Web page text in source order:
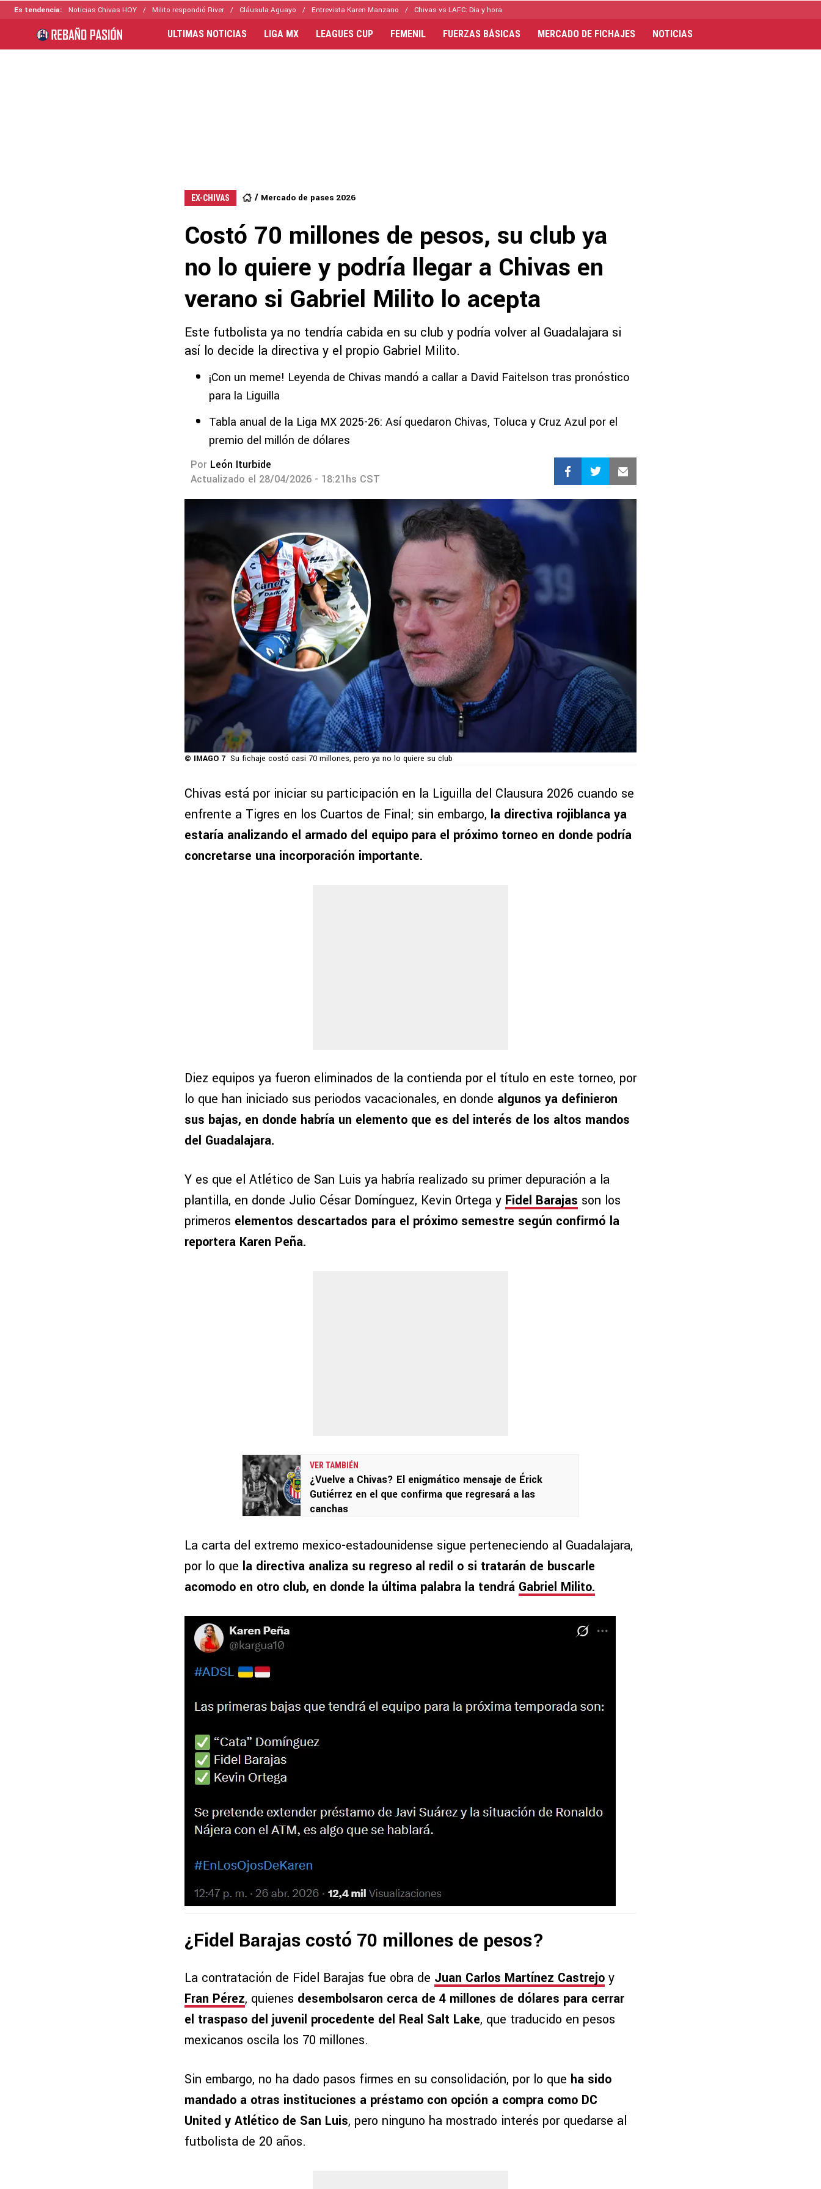
Es tendencia: Noticias Chivas HOY Milito respondió River Cláusula Aguayo Entrevista Karen Manzano Chivas vs LAFC: Día y hora
ULTIMAS NOTICIAS LIGA MX LEAGUES CUP FEMENIL FUERZAS BÁSICAS MERCADO DE FICHAJES NOTICIAS
EX-CHIVAS Mercado de pases 2026
Costó 70 millones de pesos, su club ya
no lo quiere y podría llegar a Chivas en
verano si Gabriel Milito lo acepta
Este futbolista ya no tendría cabida en su club y podría volver al Guadalajara si
así lo decide la directiva y el propio Gabriel Milito.
¡Con un meme! Leyenda de Chivas mandó a callar a David Faitelson tras pronóstico
para la Liguilla
Tabla anual de la Liga MX 2025-26: Así quedaron Chivas, Toluca y Cruz Azul por el
premio del millón de dólares
Por León Iturbide
Actualizado el 28/04/2026 - 18:21hs CST
© IMAGO 7 Su fichaje costó casi 70 millones, pero ya no lo quiere su club
Chivas está por iniciar su participación en la Liguilla del Clausura 2026 cuando se
enfrente a Tigres en los Cuartos de Final; sin embargo, la directiva rojiblanca ya
estaría analizando el armado del equipo para el próximo torneo en donde podría
concretarse una incorporación importante.
Diez equipos ya fueron eliminados de la contienda por el título en este torneo, por
lo que han iniciado sus periodos vacacionales, en donde algunos ya definieron
sus bajas, en donde habría un elemento que es del interés de los altos mandos
del Guadalajara.
Y es que el Atlético de San Luis ya habría realizado su primer depuración a la
plantilla, en donde Julio César Domínguez, Kevin Ortega y Fidel Barajas son los
primeros elementos descartados para el próximo semestre según confirmó la
reportera Karen Peña.
VER TAMBIÉN
¿Vuelve a Chivas? El enigmático mensaje de Érick
Gutiérrez en el que confirma que regresará a las
canchas
La carta del extremo mexico-estadounidense sigue perteneciendo al Guadalajara,
por lo que la directiva analiza su regreso al redil o si tratarán de buscarle
acomodo en otro club, en donde la última palabra la tendrá Gabriel Milito.
¿Fidel Barajas costó 70 millones de pesos?
La contratación de Fidel Barajas fue obra de Juan Carlos Martínez Castrejo y
Fran Pérez, quienes desembolsaron cerca de 4 millones de dólares para cerrar
el traspaso del juvenil procedente del Real Salt Lake, que traducido en pesos
mexicanos oscila los 70 millones.
Sin embargo, no ha dado pasos firmes en su consolidación, por lo que ha sido
mandado a otras instituciones a préstamo con opción a compra como DC
United y Atlético de San Luis, pero ninguno ha mostrado interés por quedarse al
futbolista de 20 años.